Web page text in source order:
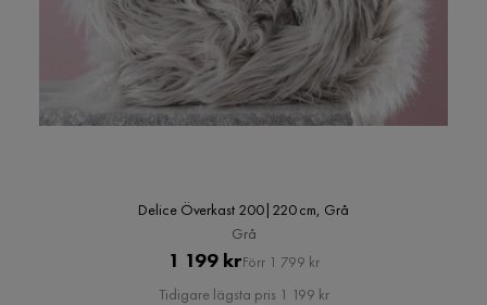
Delice Överkast 200|220 cm, Grå
Grå
Pris
1 199 krOriginal
Pris
Förr 1 799 kr
Tidigare lägsta pris 1 199 kr